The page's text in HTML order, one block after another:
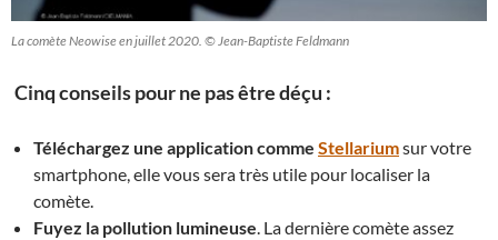
La comète Neowise en juillet 2020. © Jean-Baptiste Feldmann
Cinq conseils pour ne pas être déçu :
Téléchargez une application comme Stellariumsur votre
smartphone, elle vous sera très utile pour localiser la
comète.
Fuyez la pollution lumineuse. La dernière comète assez